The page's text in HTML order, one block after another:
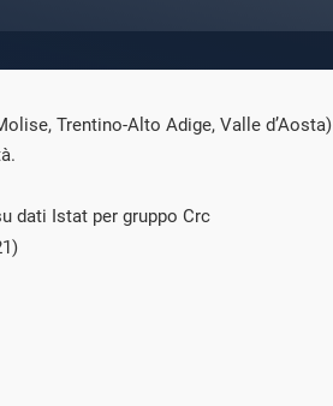
Trentino-Alto Adige, Valle
dati Istat per gruppo Crc